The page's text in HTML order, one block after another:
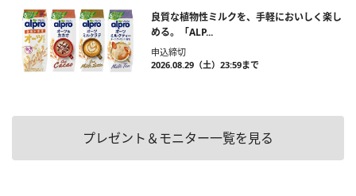
良質な植物性ミルクを、手軽においしく楽し
める。「ALP...
申込締切
2026.08.29（土）23:59まで
プレゼント＆モニター一覧を見る